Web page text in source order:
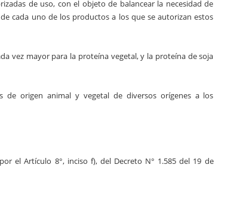
de uso, con el objeto de balancear la necesidad de
cada uno de los productos a los que se autorizan estos
vez mayor para la proteína vegetal, y la proteína de soja
de origen animal y vegetal de diversos orígenes a los
el Artículo 8°, inciso f), del Decreto N° 1.585 del 19 de